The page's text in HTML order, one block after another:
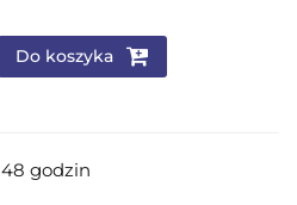
Do koszyka
48 godzin